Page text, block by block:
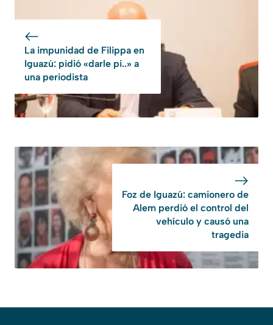
La impunidad de Filippa en
Iguazú: pidió «darle pi..» a
una periodista
Foz de Iguazú: camionero de
Alem perdió el control del
vehículo y causó una
tragedia